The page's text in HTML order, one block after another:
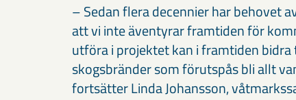
– Sedan flera decennier har behovet
att vi inte äventyrar framtiden för
utföra i projektet kan i framtiden
skogsbränder som förutspås bli allt
fortsätter Linda Johansson,